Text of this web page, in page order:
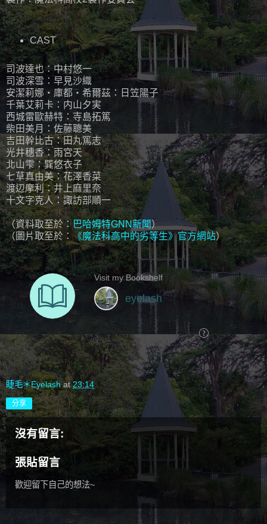
CAST
司波達也：中村悠一
司波深雪：早見沙織
安潔莉娜・庫都・希爾茲：日笠陽子
千葉艾莉卡：内山夕実
西城雷歐赫特：寺島拓篤
柴田美月：佐藤聰美
吉田幹比古：田丸篤志
光井穗香：雨宮天
北山雫：巽悠衣子
七草真由美：花澤香菜
渡辺摩利：井上麻里奈
十文字克人：諏訪部順一
（資料取至於：巴哈姆特GNN新聞）
（圖片取至於：《魔法科高中的劣等生》官方網站）
睫毛＊Eyelash at23:14
分享
沒有留言:
張貼留言
歡迎留下自己的想法~